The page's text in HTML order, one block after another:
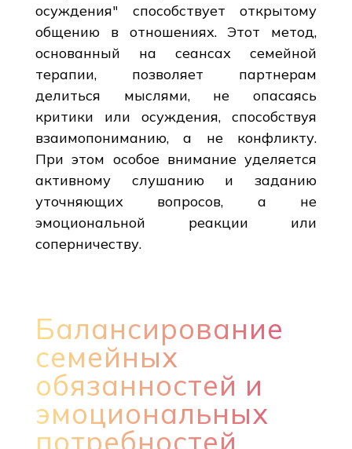
осуждения" способствует открытому
общению в отношениях. Этот метод,
основанный на сеансах семейной
терапии, позволяет партнерам
делиться мыслями, не опасаясь
критики или осуждения, способствуя
взаимопониманию, а не конфликту.
При этом особое внимание уделяется
активному слушанию и заданию
уточняющих вопросов, а не
эмоциональной реакции или
соперничеству.
Балансирование
семейных
обязанностей и
эмоциональных
потребностей